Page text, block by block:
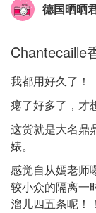
德国晒晒
Chantecaille
我都用好久了！
瘪了好多了，才
这货就是大名鼎
婊。
感觉自从嫣老师
较小众的隔离一
溜儿四五条呢！！